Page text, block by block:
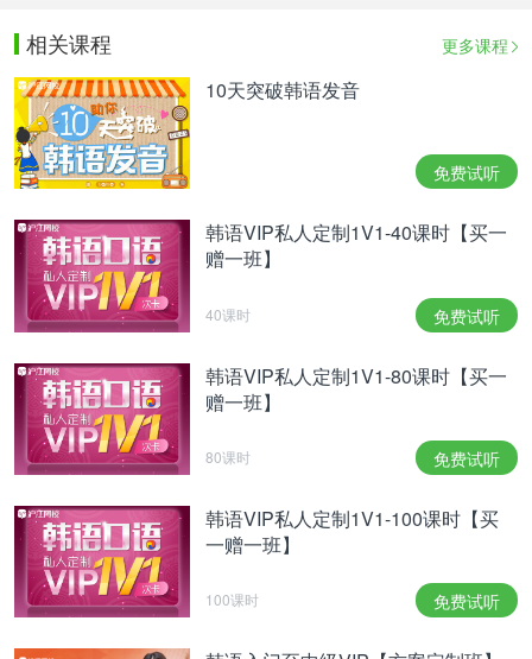
第七章：保持学习热情和动力
学习语言是一个长期的过程，保持学习热情和动力至
关重要。你可以设定一些小目标，如每天学习5个新
词，每周进行一次韩语对话练习等。当你达到这些目
特别提醒：如果您对韩语语言学习感兴趣，想要深入
学习，可以了解沪江网校精品课程，量身定制高效实
用的个性化学习方案，专属督导全程伴学。扫一扫定
以上为大家介绍了韩语口语零基础学习指南，希望可
以切实帮助到大家。更多韩语学习相关信息，可以关
注沪江网查询。
相关热点：元斌
相关课程 更多课程
10天突破韩语发音
免费试听
韩语VIP私人定制1V1-40课时【买一
赠一班】
40课时 免费试听
韩语VIP私人定制1V1-80课时【买一
赠一班】
80课时 免费试听
韩语VIP私人定制1V1-100课时【买
一赠一班】
100课时 免费试听